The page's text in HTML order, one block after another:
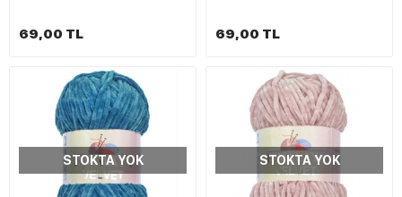
69,00 TL 69,00 TL
STOKTA YOK STOKTA YOK